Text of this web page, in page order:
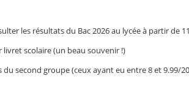
les résultats du Bac 2026 au lycée à partir de
scolaire (un beau souvenir !)
du second groupe (ceux ayant eu entre 8 et